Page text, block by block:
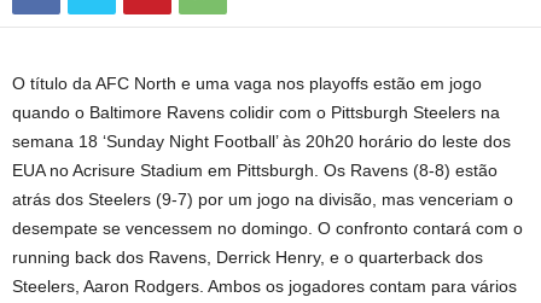
O título da AFC North e uma vaga nos playoffs estão em jogo
quando o Baltimore Ravens colidir com o Pittsburgh Steelers na
semana 18 ‘Sunday Night Football’ às 20h20 horário do leste dos
EUA no Acrisure Stadium em Pittsburgh. Os Ravens (8-8) estão
atrás dos Steelers (9-7) por um jogo na divisão, mas venceriam o
desempate se vencessem no domingo. O confronto contará com o
running back dos Ravens, Derrick Henry, e o quarterback dos
Steelers, Aaron Rodgers. Ambos os jogadores contam para vários